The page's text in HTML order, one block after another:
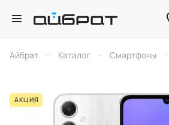
Айбрат – Каталог – Смартфоны –
АКЦИЯ